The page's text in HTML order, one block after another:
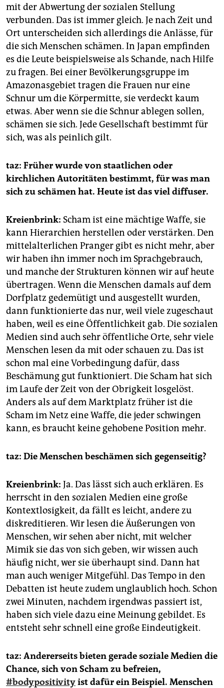
mit der Abwertung der sozialen Stellung
verbunden. Das ist immer gleich. Je nach Zeit und
Ort unterscheiden sich allerdings die Anlässe, für
die sich Menschen schämen. In Japan empfinden
es die Leute beispielsweise als Schande, nach Hilfe
zu fragen. Bei einer Bevölkerungsgruppe im
Amazonasgebiet tragen die Frauen nur eine
Schnur um die Körpermitte, sie verdeckt kaum
etwas. Aber wenn sie die Schnur ablegen sollen,
schämen sie sich. Jede Gesellschaft bestimmt für
sich, was als peinlich gilt.
taz: Früher wurde von staatlichen oder
kirchlichen Autoritäten bestimmt, für was man
sich zu schämen hat. Heute ist das viel diffuser.
Kreienbrink: Scham ist eine mächtige Waffe, sie
kann Hierarchien herstellen oder verstärken. Den
mittelalterlichen Pranger gibt es nicht mehr, aber
wir haben ihn immer noch im Sprachgebrauch,
und manche der Strukturen können wir auf heute
übertragen. Wenn die Menschen damals auf dem
Dorfplatz gedemütigt und ausgestellt wurden,
dann funktionierte das nur, weil viele zugeschaut
haben, weil es eine Öffentlichkeit gab. Die sozialen
Medien sind auch sehr öffentliche Orte, sehr viele
Menschen lesen da mit oder schauen zu. Das ist
schon mal eine Vorbedingung dafür, dass
Beschämung gut funktioniert. Die Scham hat sich
im Laufe der Zeit von der Obrigkeit losgelöst.
Anders als auf dem Marktplatz früher ist die
Scham im Netz eine Waffe, die jeder schwingen
kann, es braucht keine gehobene Position mehr.
taz: Die Menschen beschämen sich gegenseitig?
Kreienbrink: Ja. Das lässt sich auch erklären. Es
herrscht in den sozialen Medien eine große
Kontextlosigkeit, da fällt es leicht, andere zu
diskreditieren. Wir lesen die Äußerungen von
Menschen, wir sehen aber nicht, mit welcher
Mimik sie das von sich geben, wir wissen auch
häufig nicht, wer sie überhaupt sind. Dann hat
man auch weniger Mitgefühl. Das Tempo in den
Debatten ist heute zudem unglaublich hoch. Schon
zwei Minuten, nachdem ­irgendwas passiert ist,
haben sich viele dazu eine Meinung gebildet. Es
entsteht sehr schnell eine große Eindeutigkeit.
taz: Andererseits bieten gerade soziale Medien die
Chance, sich von Scham zu befreien,
#bodypositivityist dafür ein Beispiel. Menschen